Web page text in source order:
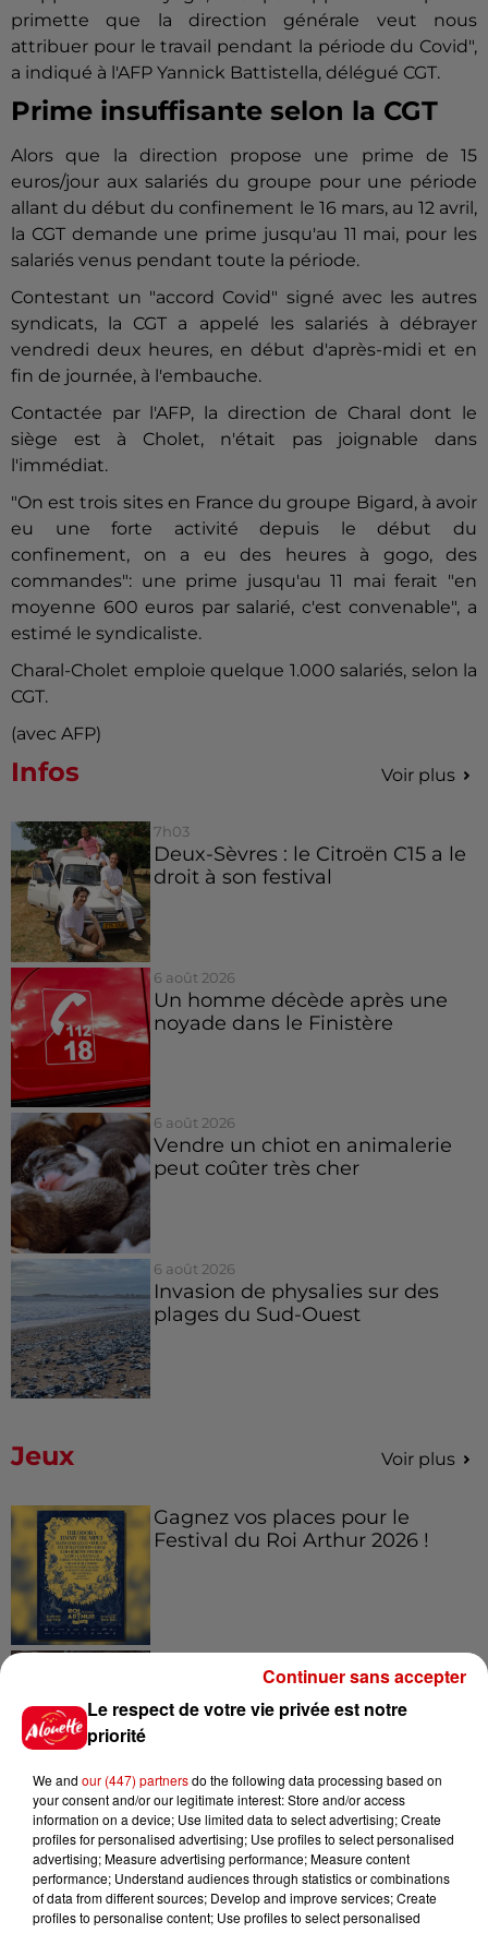
primette que la direction générale veut nous
attribuer pour le travail pendant la période du Covid",
a indiqué à l'AFP Yannick Battistella, délégué CGT.
Prime insuffisante selon la CGT
Alors que la direction propose une prime de 15
euros/jour aux salariés du groupe pour une période
allant du début du confinement le 16 mars, au 12 avril,
la CGT demande une prime jusqu'au 11 mai, pour les
salariés venus pendant toute la période.
Contestant un "accord Covid" signé avec les autres
syndicats, la CGT a appelé les salariés à débrayer
vendredi deux heures, en début d'après-midi et en
fin de journée, à l'embauche.
Contactée par l'AFP, la direction de Charal dont le
siège est à
Cholet, n'était pas joignable dans
l'immédiat.
"On est trois sites en France du groupe Bigard, à avoir
eu une forte activité depuis le début du
confinement, on a eu des heures à gogo, des
commandes": une prime jusqu'au 11 mai ferait "en
moyenne 600 euros par salarié, c'est convenable", a
estimé le syndicaliste.
Charal-Cholet emploie quelque 1.000 salariés, selon la
CGT.
(avec AFP)
Infos Voir plus
7h03
Deux-Sèvres : le Citroën C15 a le
droit à son festival
6 août 2026
Un homme décède après une
noyade dans le Finistère
6 août 2026
Vendre un chiot en animalerie
peut coûter très cher
6 août 2026
Invasion de physalies sur des
plages du Sud-Ouest
Jeux Voir plus
Gagnez vos places pour le
Festival du Roi Arthur 2026 !
Musée du Sport Automobile au
Mans !
Alouette vous invite à
Futuroscope Xperiences !
Le respect de votre vie privée est notre
priorité
We and our (447) partnersdo the following data processing based on
your consent and/or our legitimate interest: Store and/or access
information on a device; Use limited data to select advertising; Create
profiles for personalised advertising; Use profiles to select personalised
advertising; Measure advertising performance; Measure content
performance; Understand audiences through statistics or combinations
of data from different sources; Develop and improve services; Create
profiles to personalise content; Use profiles to select personalised
Continuer sans accepter